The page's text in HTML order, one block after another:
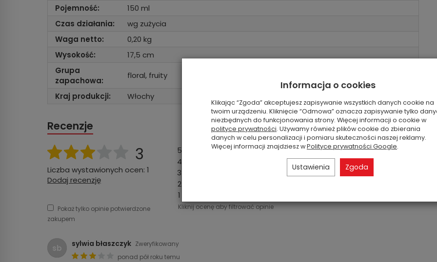
Pojemność:
150 ml
Czas działania:
wg zużycia
Waga netto:
0,20 kg
Wysokość:
17,5 cm
Grupa
zapachowa:
floral, fruity
Kraj produkcji: Włochy
Recenzje
3
Liczba wystawionych ocen: 1
Dodaj recenzję
Pokaż tylko opinie potwierdzone
zakupem
5
0
4
0
3
2
1
Kliknij ocenę aby filtrować opinie
sb sylwia błaszczyk Zweryfikowany
ponad pół roku temu
Informacja o cookies
Klikając “Zgoda” akceptujesz zapisywanie wszystkich danych cookie na
twoim urządzeniu. Kliknięcie “Odmowa” oznacza zapisywanie tylko
niezbędnych do funkcjonowania strony. Więcej informacji o cookie w
polityce prywatności. Używamy również plików cookie do zbierania
danych w celu personalizacji i pomiaru skuteczności naszej reklamy.
Więcej informacji znajdziesz wPolityce prywatności Google.
Ustawienia Zgoda